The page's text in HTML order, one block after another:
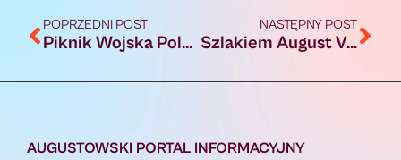
POPRZEDNI POST
Piknik Wojska Polskiego w Augustowie [FOTO]
NASTĘPNY POST
Szlakiem August Velo [AUDIO, FOTO]
AUGUSTOWSKI PORTAL INFORMACYJNY